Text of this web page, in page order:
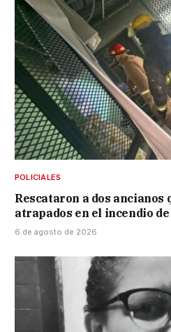
POLICIALES
Rescataron a dos ancianos
atrapados en el incendio
6 de agosto de 2026